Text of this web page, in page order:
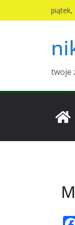
do
piątek,
twoje